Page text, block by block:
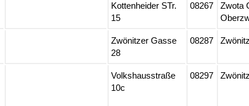
Kottenheider STr.
15
08267
Zwota
Zwönitzer Gasse
28
08287 Zwönitz
Volkshausstraße
10c
08297 Zwönitz